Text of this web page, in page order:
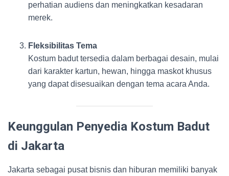
perhatian audiens dan meningkatkan kesadaran
merek.
Fleksibilitas Tema
Kostum badut tersedia dalam berbagai desain, mulai
dari karakter kartun, hewan, hingga maskot khusus
yang dapat disesuaikan dengan tema acara Anda.
Keunggulan Penyedia Kostum Badut
di Jakarta
Jakarta sebagai pusat bisnis dan hiburan memiliki banyak